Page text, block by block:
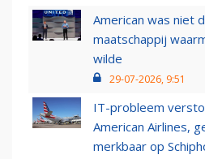
American was niet
maatschappij
wilde
29-07-2026, 9:51
IT-probleem
American Airlines,
merkbaar op